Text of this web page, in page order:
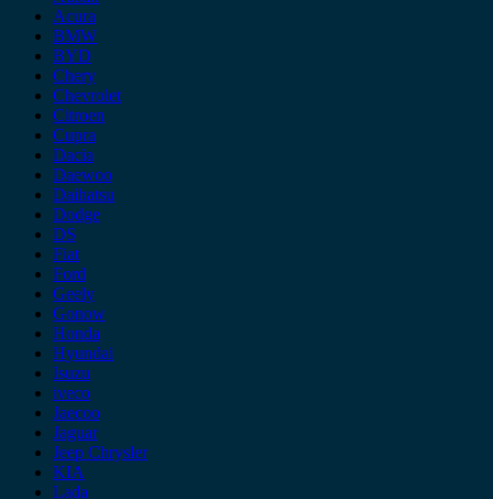
Acura
BMW
BYD
Chery
Chevrolet
Citroen
Cupra
Dacia
Daewoo
Daihatsu
Dodge
DS
Fiat
Ford
Geely
Gonow
Honda
Hyundai
Isuzu
iveco
Jaecoo
Jaguar
Jeep Chrysler
KIA
Lada